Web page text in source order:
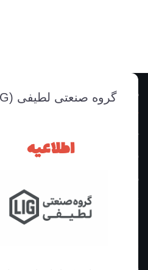
گروه صنعتی لطیفی (LIG)
اطلاعیه
دسترسی سریع
خانه
فروشگاه محصولات
درباره ما